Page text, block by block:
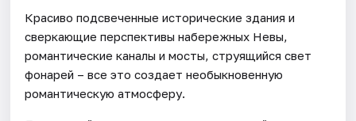
Красиво подсвеченные исторические здания и
сверкающие перспективы набережных Невы,
романтические каналы и мосты, струящийся свет
фонарей – все это создает необыкновенную
романтическую атмосферу.